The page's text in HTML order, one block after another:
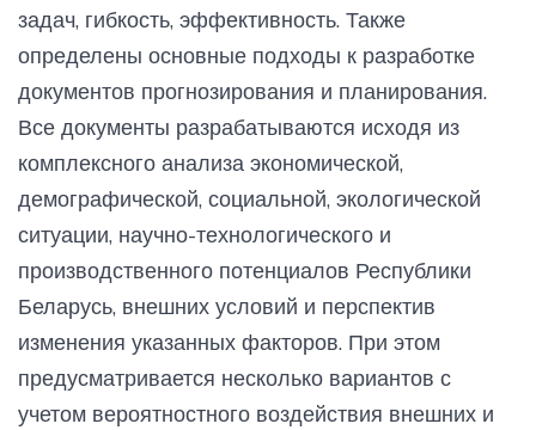
задач, гибкость, эффективность. Также
определены основные подходы к разработке
документов прогнозирования и планирования.
Все документы разрабатываются исходя из
комплексного анализа экономической,
демографической, социальной, экологической
ситуации, научно-технологического и
производственного потенциалов Республики
Беларусь, внешних условий и перспектив
изменения указанных факторов. При этом
предусматривается несколько вариантов с
учетом вероятностного воздействия внешних и